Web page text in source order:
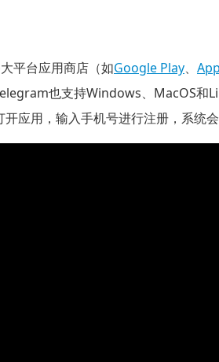
平台应用商店（如Google Play、
也支持Windows、MacOS
开应用，输入手机号进行注册，系统